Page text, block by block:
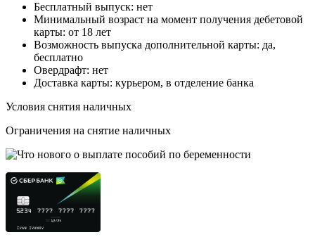
Бесплатный выпуск: нет
Минимальный возраст на момент получения дебетовой
карты: от 18 лет
Возможность выпуска дополнительной карты: да,
бесплатно
Овердрафт: нет
Доставка карты: курьером, в отделение банка
Условия снятия наличных
Ограничения на снятие наличных